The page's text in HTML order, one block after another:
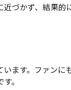
づかず、結果的
ます。ファンに
。